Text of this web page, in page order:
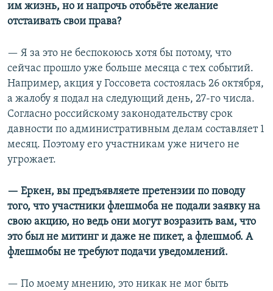
им жизнь, но и напрочь отобьёте желание
отстаивать свои права?
— Я за это не беспокоюсь хотя бы потому, что
сейчас прошло уже больше месяца с тех событий.
Например, акция у Госсовета состоялась 26 октября,
а жалобу я подал на следующий день, 27-го числа.
Согласно российскому законодательству срок
давности по административным делам составляет 1
месяц. Поэтому его участникам уже ничего не
угрожает.
— Еркен, вы предъявляете претензии по поводу
того, что участники флешмоба не подали заявку на
свою акцию, но ведь они могут возразить вам, что
это был не митинг и даже не пикет, а флешмоб. А
флешмобы не требуют подачи уведомлений.
— По моему мнению, это никак не мог быть